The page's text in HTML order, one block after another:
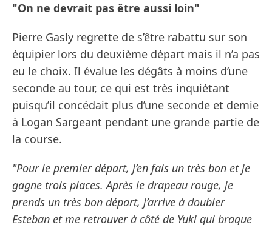
"On ne devrait pas être aussi loin"
Pierre Gasly regrette de s’être rabattu sur son
équipier lors du deuxième départ mais il n’a pas
eu le choix. Il évalue les dégâts à moins d’une
seconde au tour, ce qui est très inquiétant
puisqu’il concédait plus d’une seconde et demie
à Logan Sargeant pendant une grande partie de
la course.
"Pour le premier départ, j’en fais un très bon et je
gagne trois places. Après le drapeau rouge, je
prends un très bon départ, j’arrive à doubler
Esteban et me retrouver à côté de Yuki qui braque